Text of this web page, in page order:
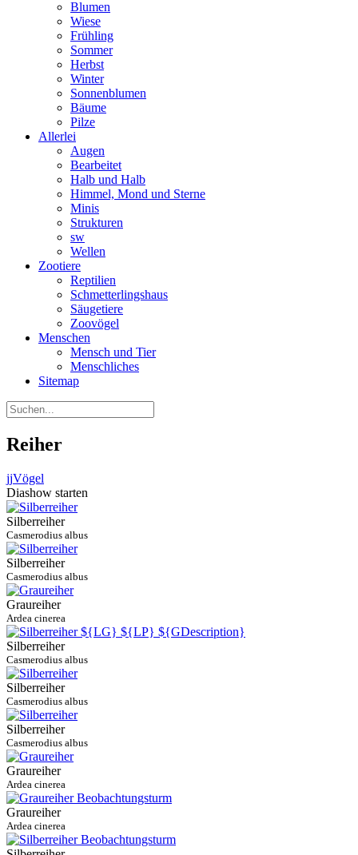
Blumen
Wiese
Frühling
Sommer
Herbst
Winter
Sonnenblumen
Bäume
Pilze
Allerlei
Augen
Bearbeitet
Halb und Halb
Himmel, Mond und Sterne
Minis
Strukturen
sw
Wellen
Zootiere
Reptilien
Schmetterlingshaus
Säugetiere
Zoovögel
Menschen
Mensch und Tier
Menschliches
Sitemap
Reiher
jjVögel
Diashow starten
Silberreiher
Casmerodius albus
Silberreiher
Casmerodius albus
Graureiher
Ardea cinerea
Silberreiher
Casmerodius albus
Silberreiher
Casmerodius albus
Silberreiher
Casmerodius albus
Graureiher
Ardea cinerea
Graureiher
Ardea cinerea